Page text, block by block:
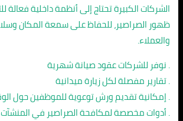
الشركات الكبيرة تحتاج إلى أنظمة داخلية فعالة
ظهور الصراصير، للحفاظ على سمعة المكان
والعملاء.
. نوفر للشركات عقود صيانة شهرية
. تقارير مفصلة لكل زيارة ميدانية
. إمكانية تقديم ورش توعوية للموظفين حول
. أدوات مخصصة لمكافحة الصراصير في